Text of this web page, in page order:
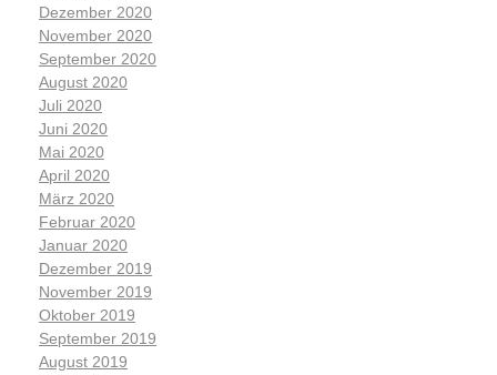
Dezember 2020
November 2020
September 2020
August 2020
Juli 2020
Juni 2020
Mai 2020
April 2020
März 2020
Februar 2020
Januar 2020
Dezember 2019
November 2019
Oktober 2019
September 2019
August 2019